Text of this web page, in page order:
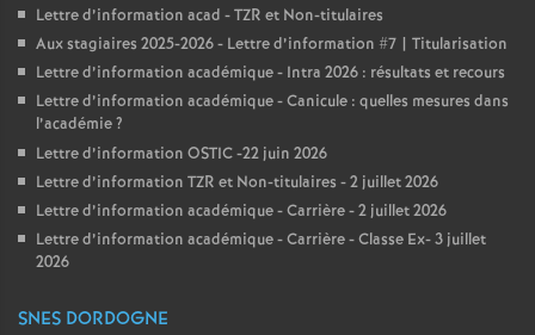
Lettre d’information acad - TZR et Non-titulaires
Aux stagiaires 2025-2026 - Lettre d’information #7 | Titularisation
Lettre d’information académique - Intra 2026 : résultats et recours
Lettre d’information académique - Canicule : quelles mesures dans
l’académie?
Lettre d’information OSTIC -22 juin 2026
Lettre d’information TZR et Non-titulaires - 2 juillet 2026
Lettre d’information académique - Carrière - 2 juillet 2026
Lettre d’information académique - Carrière - Classe Ex- 3 juillet
2026
SNES DORDOGNE